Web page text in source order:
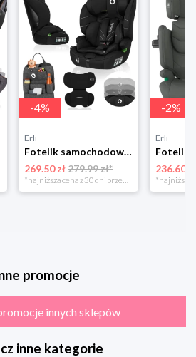
-4%
Erli
Fotelik samochodowy 76-150cm SZEROKIE SIEDZISKO 9-36kg Lionelo LEVI I-SIZE
269.50 zł 279.99 zł*
-2%
Erli
236.60 zł
promocje
innych sklepów
inne kategorie